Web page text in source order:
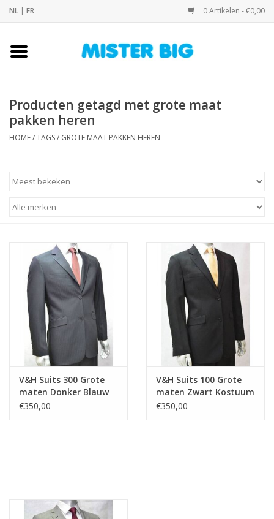
NL | FR 0 Artikelen - €0,00
Home
Onze Winkel
Producten getagd met grote maat
pakken heren
HOME/TAGS/ GROTE MAAT PAKKEN HEREN
V&H Suits 300 Grote
maten Donker Blauw
Kostuum
€350,00
V&H Suits 100 Grote
maten Zwart Kostuum
€350,00